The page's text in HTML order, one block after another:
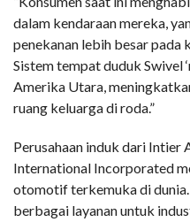
dalam kendaraan mereka,
penekanan lebih besar pada
Sistem tempat duduk Swivel
Amerika Utara,
ruang keluarga di roda.”
Perusahaan induk dari
International Incorporated
otomotif terkemuka di
berbagai layanan untuk